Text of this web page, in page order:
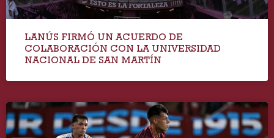
LANÚS FIRMÓ UN ACUERDO DE
COLABORACIÓN CON LA UNIVERSIDAD
NACIONAL DE SAN MARTÍN